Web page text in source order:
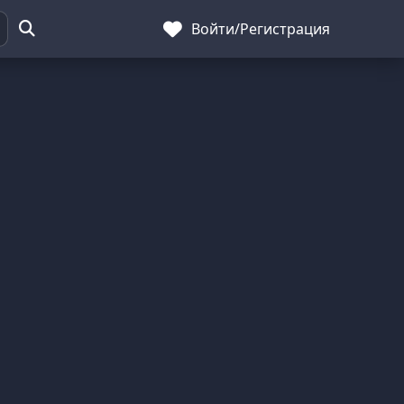
Войти/Регистрация